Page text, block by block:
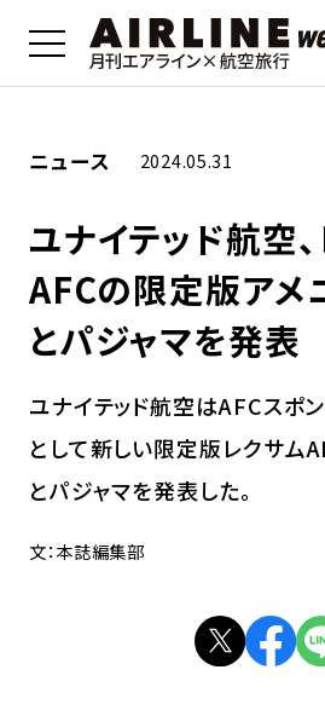
ニュース 2024.05.31
ユナイテッド航空
AFCの限定版アメ
とパジャマを発表
ユナイテッド航空はAFCスポ
として新しい限定版レクサム
とパジャマを発表した。
文：本誌編集部